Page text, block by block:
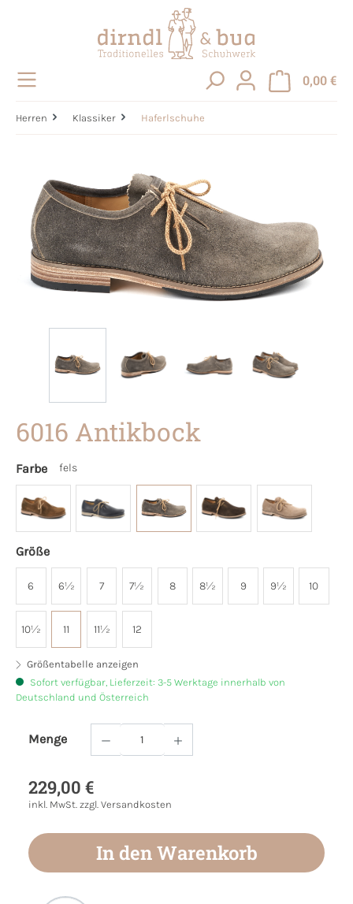
0,00 €
Herren Klassiker Haferlschuhe
6016 Antikbock
Farbe fels
Größe
6 6½ 7 7½ 8 8½ 9 9½ 10
10½ 11 11½ 12
Größentabelle anzeigen
Sofort verfügbar, Lieferzeit: 3-5 Werktage innerhalb von
Deutschland und Österreich
Menge
Produkt Anzahl: Gib den gewünschten
229,00 €
inkl. MwSt. zzgl. Versandkosten
In den Warenkorb